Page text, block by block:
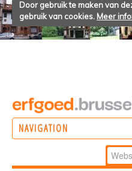
Door gebruik te maken van
gebruik van cookies. Meer
NAVIGATION
Zoek